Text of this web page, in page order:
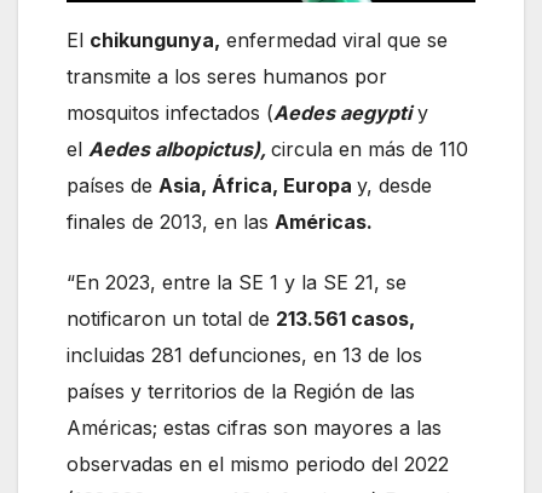
El chikungunya, enfermedad viral que se
transmite a los seres humanos por
mosquitos infectados (Aedes aegyptiy
el Aedes albopictus), circula en más de 110
países de Asia, África, Europa y, desde
finales de 2013, en las Américas.
“En 2023, entre la SE 1 y la SE 21, se
notificaron un total de 213.561 casos,
incluidas 281 defunciones, en 13 de los
países y territorios de la Región de las
Américas; estas cifras son mayores a las
observadas en el mismo periodo del 2022